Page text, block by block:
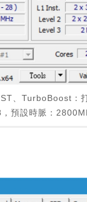
、TurboBoost：
預設時脈：